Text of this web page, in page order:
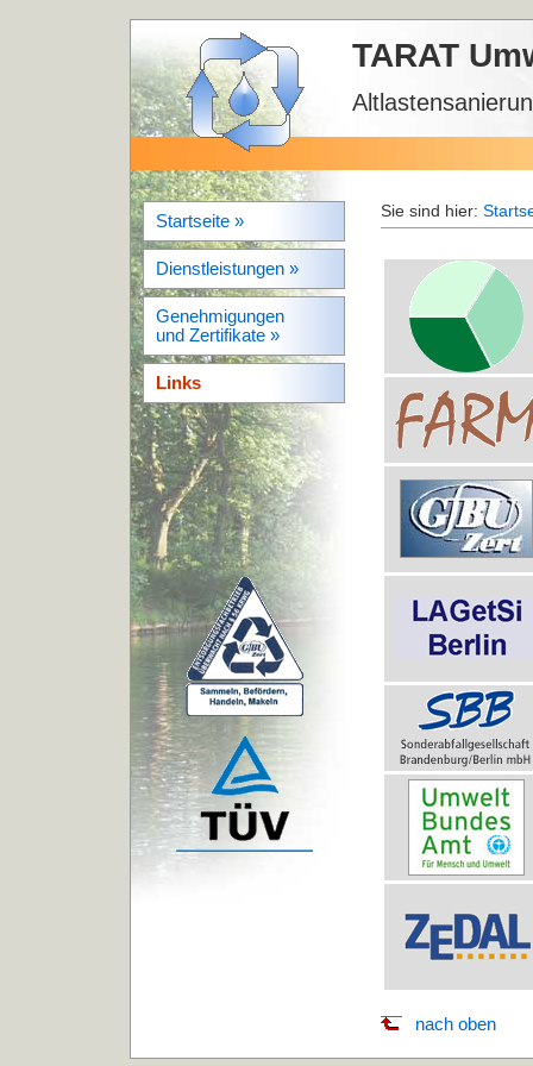
TARAT
Startseite »
Dienstleistungen »
Genehmigungen
und Zertifikate »
Links
Sie sind hier:
nach oben